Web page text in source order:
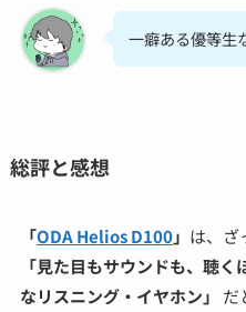
一癖ある優等生
総評と感想
「ODA Helios D100」 は、ざ
「見た目もサウンドも、聴
なリスニング・イヤホン」
だ